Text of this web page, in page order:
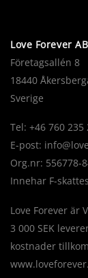
Love Forever AB
Företagsallén 8
18440
Sverige
Tel: +46 760 235
E-post:
Org.nr: 556778-
Innehar F-
Love Forever är
3 000 SEK
kostnader